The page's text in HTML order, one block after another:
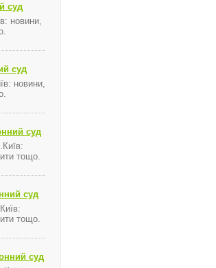
суд
новини,
суд
новини,
суд
тощо.
суд
тощо.
суд